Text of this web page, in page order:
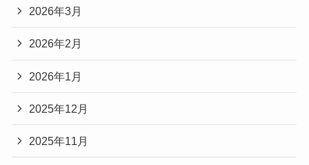
2026年3月
2026年2月
2026年1月
2025年12月
2025年11月